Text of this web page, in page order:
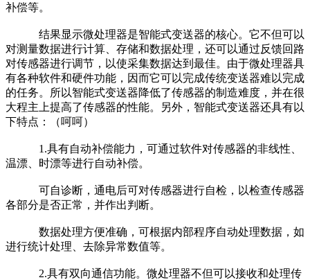
补偿等。
结果显示微处理器是智能式变送器的核心。它不但可以
对测量数据进行计算、存储和数据处理，还可以通过反馈回路
对传感器进行调节，以使采集数据达到最佳。由于微处理器具
有各种软件和硬件功能，因而它可以完成传统变送器难以完成
的任务。所以智能式变送器降低了传感器的制造难度，并在很
大程主上提高了传感器的性能。另外，智能式变送器还具有以
下特点：（呵呵）
1.具有自动补偿能力，可通过软件对传感器的非线性、
温漂、时漂等进行自动补偿。
可自诊断，通电后可对传感器进行自检，以检查传感器
各部分是否正常，并作出判断。
数据处理方便准确，可根据内部程序自动处理数据，如
进行统计处理、去除异常数值等。
2.具有双向通信功能。微处理器不但可以接收和处理传